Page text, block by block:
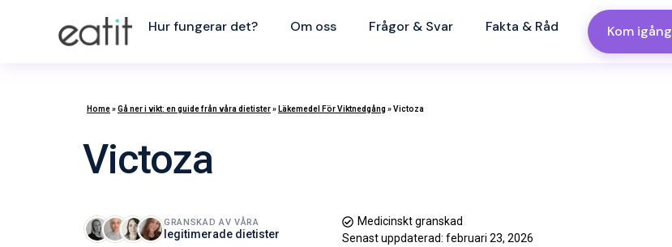
Hur fungerar det? Om oss Frågor & Svar Fakta & Råd Kom igång
Home»Gå ner i vikt: en guide från våra dietister» Läkemedel För Viktnedgång »Victoza
Victoza
GRANSKAD AV VÅRA
legitimerade dietister
Medicinskt granskad
Senast uppdaterad: februari 23, 2026